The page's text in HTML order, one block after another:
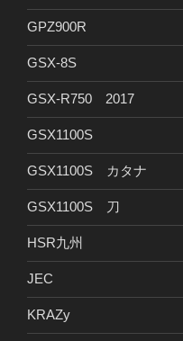
GPZ900R
GSX-8S
GSX-R750 2017
GSX1100S
GSX1100S カタナ
GSX1100S 刀
HSR九州
JEC
KRAZy